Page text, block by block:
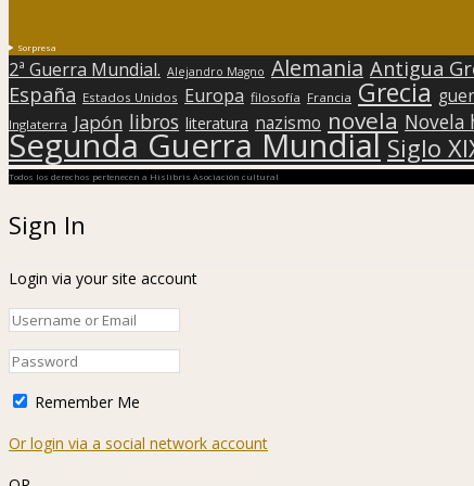
Sorpresa
2ª Guerra Mundial. Alejandro Magno Alemania Antigua
España Estados Unidos Europa filosofía Francia Grecia
Inglaterra Japón libros literatura nazismo novela Novela
Segunda Guerra Mundial Siglo
Todos los derechos pertenecen a Hislibris Asociación cultural
Sign In
Login via your site account
Remember Me
Or login via a social network account